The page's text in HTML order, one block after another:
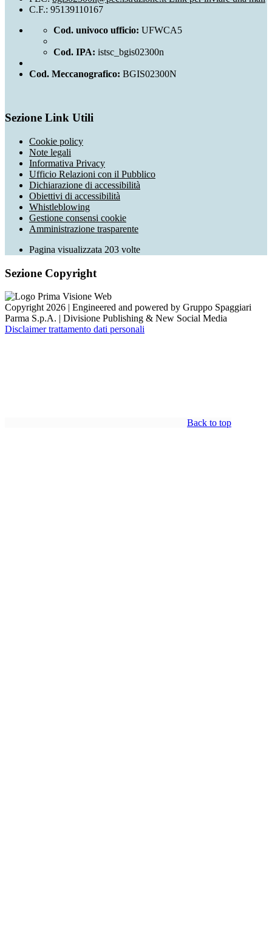
C.F.: 95139110167
Cod. univoco ufficio: UFWCA5
Cod. IPA: istsc_bgis02300n
Cod. Meccanografico: BGIS02300N
Sezione Link Utili
Cookie policy
Note legali
Informativa Privacy
Ufficio Relazioni con il Pubblico
Dichiarazione di accessibilità
Obiettivi di accessibilità
Whistleblowing
Gestione consensi cookie
Amministrazione trasparente
Pagina visualizzata 203 volte
Sezione Copyright
Copyright 2026 | Engineered and powered by Gruppo Spaggiari
Parma S.p.A. | Divisione Publishing & New Social Media
Disclaimer trattamento dati personali
Back to top